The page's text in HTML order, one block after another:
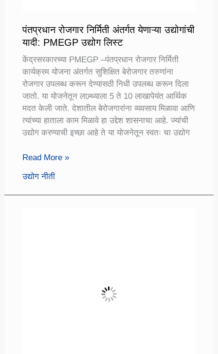
पंतप्रधान रोजगार निर्मिती अंतर्गत येणाऱ्या उद्योगांची
यादी: PMEGP उद्योग लिस्ट
केंद्रसरकारच्या PMEGP –पंतप्रधान रोजगार निर्मिती
कार्यक्रम योजना अंतर्गत सुशिक्षित बेरोजगार तरुणांना
रोजगार उपलब्ध करून देण्यासठी निधी उपलब्ध करून दिला
जातो. या योजनेतून लाभ्र्थ्याला 5 ते 10 लाखापेयंत आर्थिक
मदत केली जाते. देशातील बेरोजगारांना व्यवसाय मिळावा आणि
त्यांच्या हाताला काम मिळावे हा उद्देश शासनाचा आहे. ज्यांची
उद्योग करण्याची इच्छा आहे ते या योजनेतून स्वतः चा उद्योग
पंतप्रधान
निर्मिती
अंतर्गत
Read More »
उद्योग नीती